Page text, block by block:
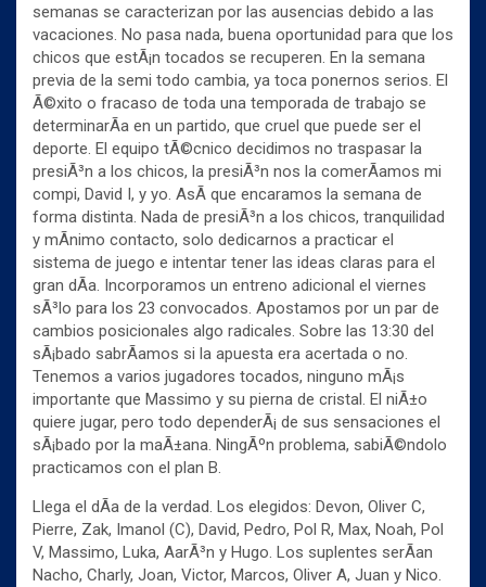
semanas se caracterizan por las ausencias debido a las
vacaciones. No pasa nada, buena oportunidad para que los
chicos que estÃ¡n tocados se recuperen. En la semana
previa de la semi todo cambia, ya toca ponernos serios. El
Ã©xito o fracaso de toda una temporada de trabajo se
determinarÃ­a en un partido, que cruel que puede ser el
deporte. El equipo tÃ©cnico decidimos no traspasar la
presiÃ³n a los chicos, la presiÃ³n nos la comerÃ­amos mi
compi, David I, y yo. AsÃ­ que encaramos la semana de
forma distinta. Nada de presiÃ³n a los chicos, tranquilidad
y mÃ­nimo contacto, solo dedicarnos a practicar el
sistema de juego e intentar tener las ideas claras para el
gran dÃ­a. Incorporamos un entreno adicional el viernes
sÃ³lo para los 23 convocados. Apostamos por un par de
cambios posicionales algo radicales. Sobre las 13:30 del
sÃ¡bado sabrÃ­amos si la apuesta era acertada o no.
Tenemos a varios jugadores tocados, ninguno mÃ¡s
importante que Massimo y su pierna de cristal. El niÃ±o
quiere jugar, pero todo dependerÃ¡ de sus sensaciones el
sÃ¡bado por la maÃ±ana. NingÃºn problema, sabiÃ©ndolo
practicamos con el plan B.
Llega el dÃ­a de la verdad. Los elegidos: Devon, Oliver C,
Pierre, Zak, Imanol (C), David, Pedro, Pol R, Max, Noah, Pol
V, Massimo, Luka, AarÃ³n y Hugo. Los suplentes serÃ­an
Nacho, Charly, Joan, Victor, Marcos, Oliver A, Juan y Nico.